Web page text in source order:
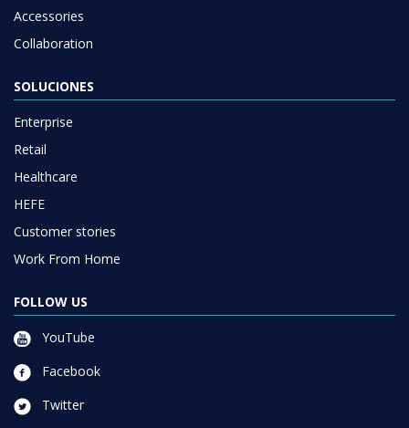
Accessories
Collaboration
SOLUCIONES
Enterprise
Retail
Healthcare
HEFE
Customer stories
Work From Home
FOLLOW US
YouTube
Facebook
Twitter